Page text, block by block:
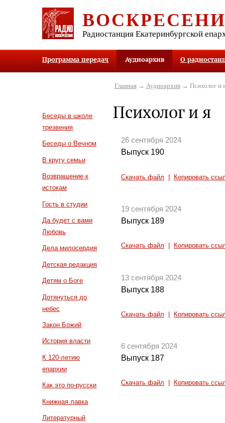
Радиостанция Екатеринбургской
Программа передач Аудиоархив О
Беседы в школе
трезвения
Беседы о Вечном
В кругу семьи
Возвращение к
истокам
Гость в студии
Да будет с вами
Любовь
Дела милосердия
Детская редакция
Детям о Боге
Дотянуться до
небес
Закон Божий
История власти
К 120-летию
епархии
Как это по-русски
Книжная лавка
Литературный
Главная→ Аудиоархив→ Психолог и
Психолог и я
26 сентября 2024
Выпуск 190
Скачать файл Копировать
19 сентября 2024
Выпуск 189
Скачать файл Копировать
13 сентября 2024
Выпуск 188
Скачать файл Копировать
6 сентября 2024
Выпуск 187
Скачать файл Копировать